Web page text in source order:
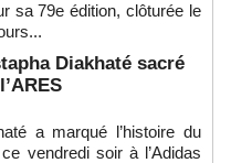
sa 79e édition, clôturée le
Diakhaté sacré
a marqué l’histoire du
vendredi soir à l’Adidas